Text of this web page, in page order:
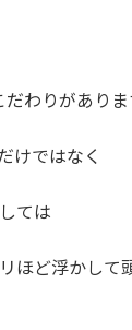
わりがありま
けではなく
ては
ほど浮かして